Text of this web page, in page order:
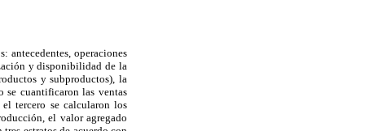
antecedentes, operaciones
y disponibilidad de la
y subproductos), la
se cuantificaron las ventas
tercero se calcularon los
el valor agregado